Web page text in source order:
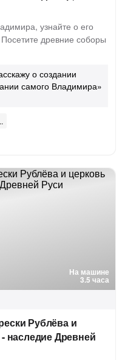
узнайте о его
древние соборы
о создании
самого Владимира»
На машине
3.5 часа
Рублёва и
наследие Древней